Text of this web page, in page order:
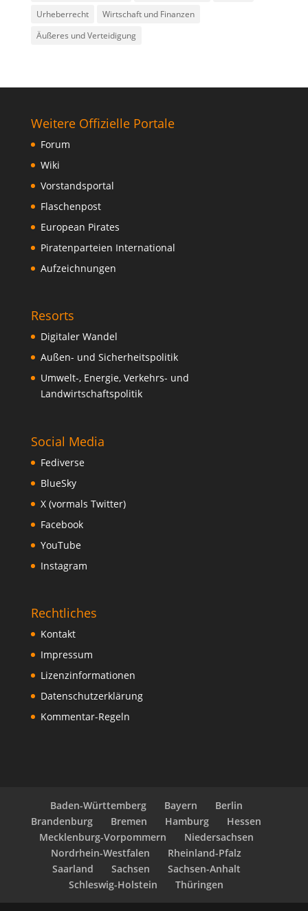
Urheberrecht
Wirtschaft und Finanzen
Äußeres und Verteidigung
Weitere Offizielle Portale
Forum
Wiki
Vorstandsportal
Flaschenpost
European Pirates
Piratenparteien International
Aufzeichnungen
Resorts
Digitaler Wandel
Außen- und Sicherheitspolitik
Umwelt-, Energie, Verkehrs- und
Landwirtschaftspolitik
Social Media
Fediverse
BlueSky
X (vormals Twitter)
Facebook
YouTube
Instagram
Rechtliches
Kontakt
Impressum
Lizenzinformationen
Datenschutzerklärung
Kommentar-Regeln
Baden-Württemberg Bayern
Berlin
Brandenburg
Bremen Hamburg
Hessen
Mecklenburg-Vorpommern
Niedersachsen
Nordrhein-Westfalen
Rheinland-Pfalz
Saarland
Sachsen
Sachsen-Anhalt
Schleswig-Holstein
Thüringen